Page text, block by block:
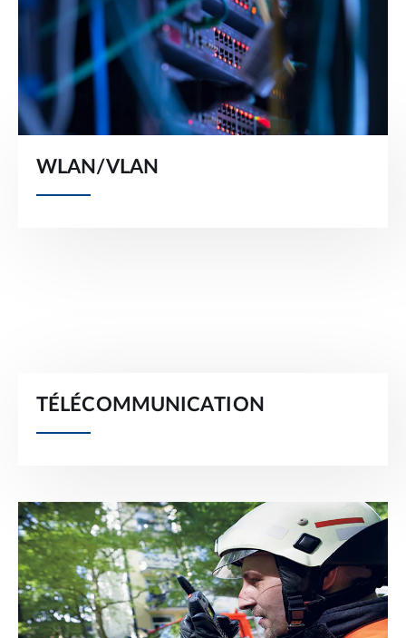
WLAN/VLAN
TÉLÉCOMMUNICATION